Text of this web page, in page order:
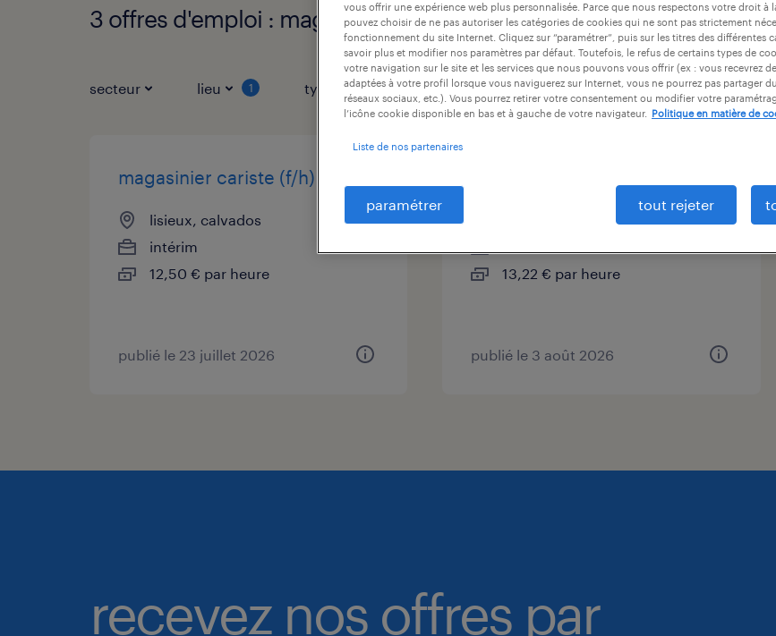
3 offres d'emploi : magasinier, Calvados
secteur lieu 1 type de contrat durée du contrat niveau d'expérience
magasinier cariste (f/h)
lisieux, calvados
intérim
12,50 € par heure
publié le 23 juillet 2026
vire normandie, calvados
13,22 € par heure
publié le 3 août 2026
recevez nos offres par
vous offrir une expérience web plus personnalisée. Parce que nous respectons votre droit à
pouvez choisir de ne pas autoriser les catégories de cookies qui ne sont pas strictement
fonctionnement du site Internet. Cliquez sur “paramétrer”, puis sur les titres des différentes
savoir plus et modifier nos paramètres par défaut. Toutefois, le refus de certains types de
votre navigation sur le site et les services que nous pouvons vous offrir (ex : vous recevrez
adaptées à votre profil lorsque vous naviguerez sur Internet, vous ne pourrez pas partager
réseaux sociaux, etc.). Vous pourrez retirer votre consentement ou modifier votre
l’icône cookie disponible en bas et à gauche de votre navigateur.
Politique en matière de
Liste de nos partenaires
paramétrer tout rejeter